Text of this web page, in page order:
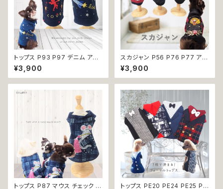
トップス P93 P97 デニム アウ
ター ジャケット ダーク スター
エンジェル ハート キラキラ ビジ
ュー ストーン ドッグウェア ドッ
犬服 猫服 犬の服 猫の服 オシャ
レ クール 小型犬 リンク コーデ
¥3,900
スカジャン P56 P76 P77 アウ
ター トップス ハンドメイド 虎 花
宇宙 バイカラー タイガー スペ
ース 惑星 ギャラクシー フラワー
洋服 猫洋服 洋服 小型 おしゃれ
かわいい 返品交換不可
¥3,900
トップス P87 マウス チェック ド
トップス PE20 PE24 PE25 PE